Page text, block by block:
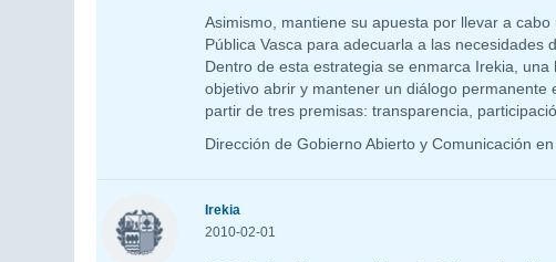
Asimismo, mantiene su apuesta por llevar a
Pública Vasca para adecuarla a las necesidades
Dentro de esta estrategia se enmarca Irekia,
objetivo abrir y mantener un diálogo permanente
partir de tres premisas: transparencia,
Dirección de Gobierno Abierto y Comunicación
Irekia
2010-02-01